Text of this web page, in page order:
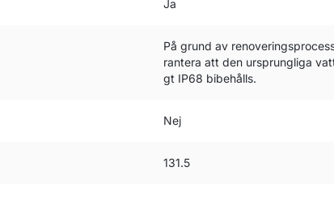
Ja
På grund av
rantera att den ursprungliga
gt IP68 bibehålls.
Nej
131.5